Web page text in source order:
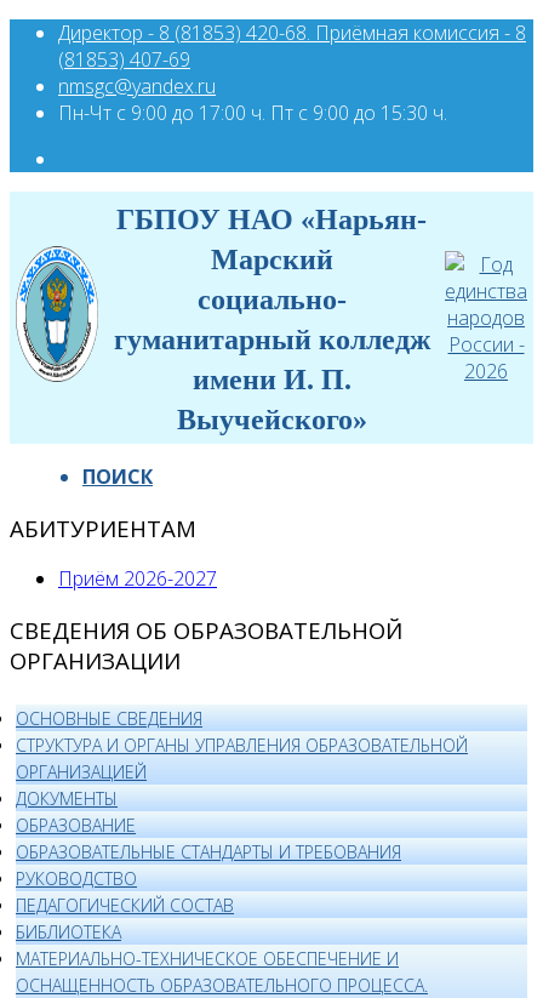
Директор - 8 (81853) 420-68. Приёмная комиссия - 8
(81853) 407-69
nmsgc@yandex.ru
Пн-Чт с 9:00 до 17:00 ч. Пт с 9:00 до 15:30 ч.
ГБПОУ НАО «Нарьян-
Марский
социально-
гуманитарный колледж
имени И. П.
Выучейского»
ПОИСК
АБИТУРИЕНТАМ
Приём 2026-2027
СВЕДЕНИЯ ОБ ОБРАЗОВАТЕЛЬНОЙ
ОРГАНИЗАЦИИ
ОСНОВНЫЕ СВЕДЕНИЯ
СТРУКТУРА И ОРГАНЫ УПРАВЛЕНИЯ ОБРАЗОВАТЕЛЬНОЙ
ОРГАНИЗАЦИЕЙ
ДОКУМЕНТЫ
ОБРАЗОВАНИЕ
ОБРАЗОВАТЕЛЬНЫЕ СТАНДАРТЫ И ТРЕБОВАНИЯ
РУКОВОДСТВО
ПЕДАГОГИЧЕСКИЙ СОСТАВ
БИБЛИОТЕКА
МАТЕРИАЛЬНО-ТЕХНИЧЕСКОЕ ОБЕСПЕЧЕНИЕ И
ОСНАЩЕННОСТЬ ОБРАЗОВАТЕЛЬНОГО ПРОЦЕССА.